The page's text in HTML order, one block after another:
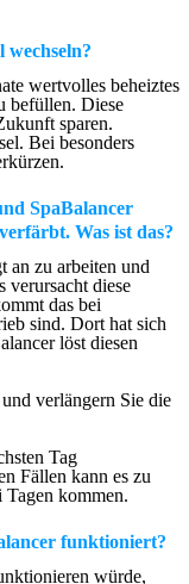
wechseln?
wertvolles beheiztes
befüllen. Diese
sparen.
Bei besonders
SpaBalancer
Was ist das?
an zu arbeiten und
verursacht diese
das bei
sind. Dort hat sich
löst diesen
verlängern Sie die
Tag
Fällen kann es zu
Tagen kommen.
funktioniert?
würde,